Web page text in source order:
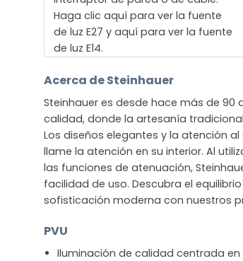
Haga clic aquí para ver la fuente
de luz E27 y aquí para ver la fuente
de luz E14.
Acerca de Steinhauer
Steinhauer es desde hace más de
calidad, donde la artesanía
Los diseños elegantes y la atención
llame la atención en su interior. Al
las funciones de atenuación,
facilidad de uso. Descubra el
sofisticación moderna con nuestros
PVU
Iluminación de calidad centrada